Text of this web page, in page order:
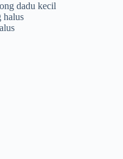
dadu kecil
halus